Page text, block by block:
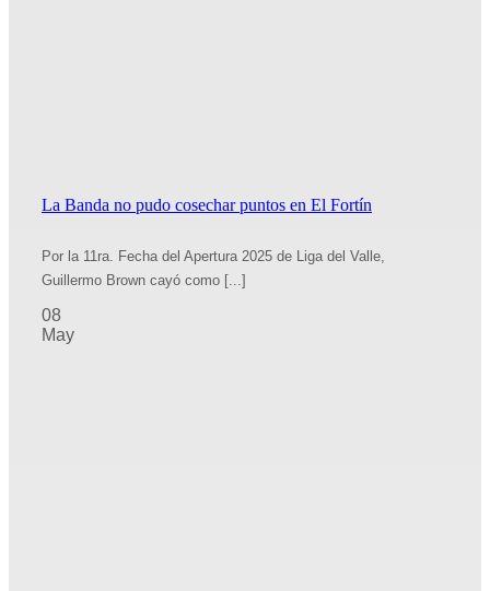
La Banda no pudo cosechar puntos en El Fortín
Por la 11ra. Fecha del Apertura 2025 de Liga del Valle,
Guillermo Brown cayó como [...]
08
May